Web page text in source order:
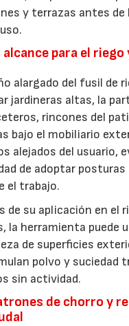
y terrazas antes de
alcance para el riego
alargado del fusil de
jardineras altas, la
rincones del
bajo el mobiliario
alejados del usuario,
de adoptar
el trabajo.
de su aplicación en el
la herramienta puede
de superficies
polvo y suciedad
sin actividad.
de chorro y